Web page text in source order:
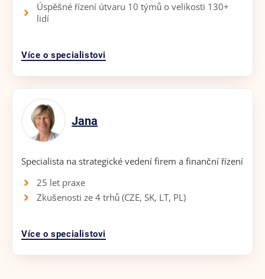
Úspěšné řízení útvaru 10 týmů o velikosti 130+
lidí
Více o specialistovi
Jana
Specialista na strategické vedení firem a finanční řízení
25 let praxe
Zkušenosti ze 4 trhů (CZE, SK, LT, PL)
Více o specialistovi